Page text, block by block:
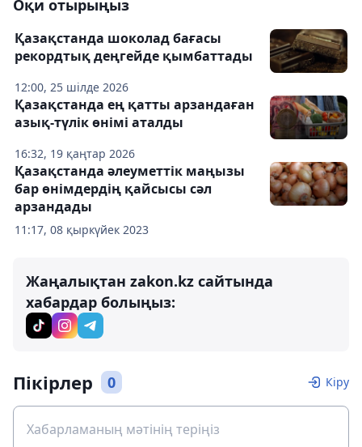
Оқи отырыңыз
12:00, 25 шілде 2026
Қазақстанда шоколад бағасы
рекордтық деңгейде қымбаттады
16:32, 19 қаңтар 2026
Қазақстанда ең қатты арзандаған
азық-түлік өнімі аталды
11:17, 08 қыркүйек 2023
Қазақстанда әлеуметтік маңызы
бар өнімдердің қайсысы сәл
арзандады
Жаңалықтан zakon.kz сайтында
хабардар болыңыз:
Пікірлер 0 Кіру